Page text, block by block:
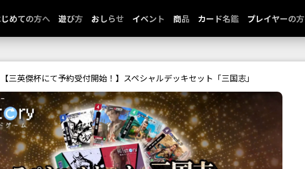
めての方へ 遊び方 おしらせ イベント 商品 カード名鑑 プレイヤーの
【三英傑杯にて予約受付開始！】スペシャルデッキセット「三国志」